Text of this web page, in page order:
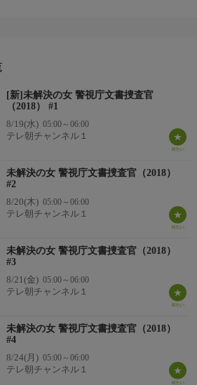
美穂）密室殺人事件との関連を匂わせ
査を提案し…
、工藤阿須加、山内圭哉、西銘駿、高田
か
[新]未解決の女 警視庁文書捜査官
（2018） #1
8/19(水) 05:00～06:00
テレ朝チャンネル１
未解決の女 警視庁文書捜査官（2018）
#2
8/20(木) 05:00～06:00
テレ朝チャンネル１
未解決の女 警視庁文書捜査官（2018）
#3
8/21(金) 05:00～06:00
テレ朝チャンネル１
未解決の女 警視庁文書捜査官（2018）
#4
8/24(月) 05:00～06:00
テレ朝チャンネル１